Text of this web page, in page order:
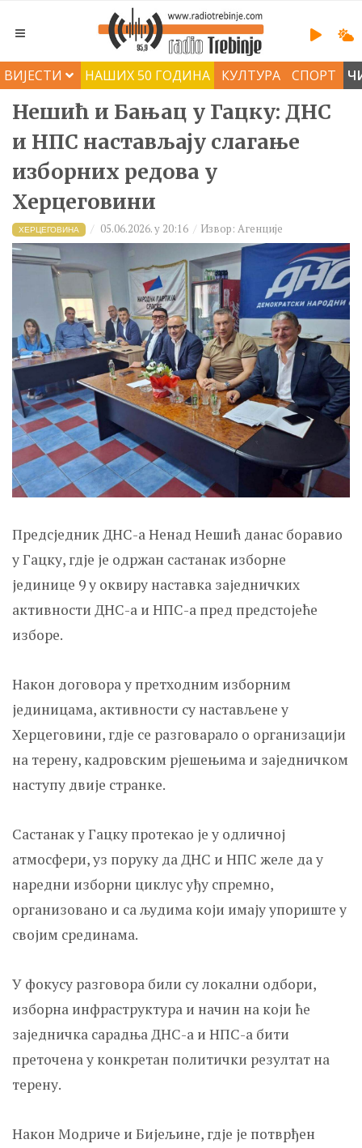
ВИЈЕСТИ НАШИХ 50 ГОДИНА КУЛТУРА СПОРТ
Нешић и Бањац у Гацку: ДНС
и НПС настављају слагање
изборних редова у
Херцеговини
ХЕРЦЕГОВИНА 05.06.2026. у 20:16 Извор: Агенције
Предсједник ДНС-а Ненад Нешић данас боравио
у Гацку, гдје је одржан састанак изборне
јединице 9 у оквиру наставка заједничких
активности ДНС-а и НПС-а пред предстојеће
изборе.
Након договора у претходним изборним
јединицама, активности су настављене у
Херцеговини, гдје се разговарало о организацији
на терену, кадровским рјешењима и заједничком
наступу двије странке.
Састанак у Гацку протекао је у одличној
атмосфери, уз поруку да ДНС и НПС желе да у
наредни изборни циклус уђу спремно,
организовано и са људима који имају упориште у
својим срединама.
У фокусу разговора били су локални одбори,
изборна инфраструктура и начин на који ће
заједничка сарадња ДНС-а и НПС-а бити
преточена у конкретан политички резултат на
терену.
Након Модриче и Бијељине, гдје је потврђен